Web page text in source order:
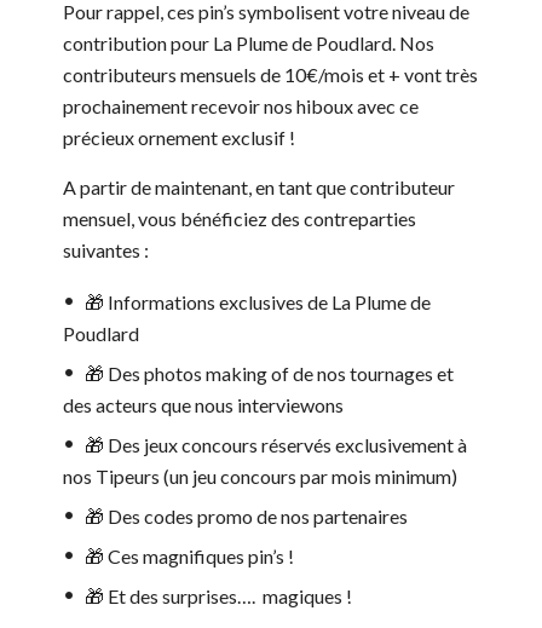
Pour rappel, ces pin’s symbolisent votre niveau de
contribution pour La Plume de Poudlard. Nos
contributeurs mensuels de 10€/mois et + vont très
prochainement recevoir nos hiboux avec ce
précieux ornement exclusif !
A partir de maintenant, en tant que contributeur
mensuel, vous bénéficiez des contreparties
suivantes :
🎁 Informations exclusives de La Plume de
Poudlard
🎁 Des photos making of de nos tournages et
des acteurs que nous interviewons
🎁 Des jeux concours réservés exclusivement à
nos Tipeurs (un jeu concours par mois minimum)
🎁 Des codes promo de nos partenaires
🎁 Ces magnifiques pin’s !
🎁 Et des surprises…. magiques !